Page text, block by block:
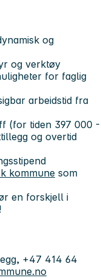
og
og verktøy
for faglig
arbeidstid fra
(for tiden 397 000 -
og overtid
kommune som
en forskjell i
+47 414 64